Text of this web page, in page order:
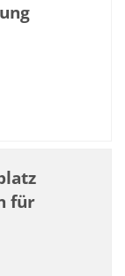
für